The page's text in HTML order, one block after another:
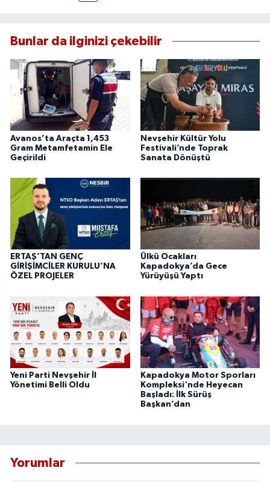
Bunlar da ilginizi çekebilir
Avanos’ta Araçta 1,453
Gram Metamfetamin Ele
Geçirildi
Nevşehir Kültür Yolu
Festivali’nde Toprak
Sanata Dönüştü
ERTAŞ’TAN GENÇ
GİRİŞİMCİLER KURULU’NA
ÖZEL PROJELER
Ülkü Ocakları
Kapadokya’da Gece
Yürüyüşü Yaptı
Yeni Parti Nevşehir İl
Yönetimi Belli Oldu
Kapadokya Motor Sporları
Kompleksi'nde Heyecan
Başladı: İlk Sürüş
Başkan’dan
Yorumlar